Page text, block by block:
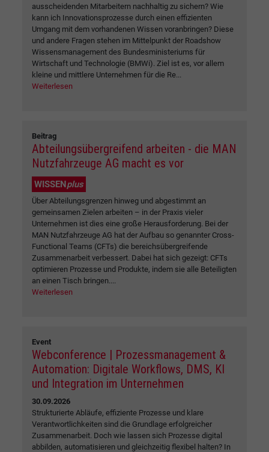
ausscheidenden Mitarbeitern nachhaltig zu sichern? Wie
kann ich Innovationsprozesse durch einen effizienten
Umgang mit dem vorhandenen Wissen voranbringen? Diese
und andere Fragen stehen im Mittelpunkt der Roadshow
Wissensmanagement des Bundesministeriums für
Wirtschaft und Technologie (BMWi). Ziel ist es, vor allem
kleine und mittlere Unternehmen für die Re...
Weiterlesen
Beitrag
Abteilungsübergreifend arbeiten - die MAN
Nutzfahrzeuge AG macht es vor
WISSENplus
Über Abteilungsgrenzen hinweg und abgestimmt an
gemeinsamen Zielen arbeiten – in der Praxis vieler
Unternehmen ist dies eine große Herausforderung. Bei der
MAN Nutzfahrzeuge AG hat der Aufbau so genannter Cross-
Functional Teams (CFTs) die bereichsübergreifende
Zusammenarbeit verbessert. Dabei hat sich gezeigt: CFTs
optimieren Prozesse und Produkte, indem sie alle Beteiligten
an einen Tisch bringen....
Weiterlesen
Event
Webconference | Prozessmanagement &
Automation: Digitale Workflows, DMS, KI
und Integration im Unternehmen
30.09.2026
Strukturierte Abläufe, effiziente Prozesse und klare
Verantwortlichkeiten sind die Grundlage erfolgreicher
Zusammenarbeit. Doch wie lassen sich Prozesse digital
abbilden, automatisieren und gleichzeitig flexibel halten? In